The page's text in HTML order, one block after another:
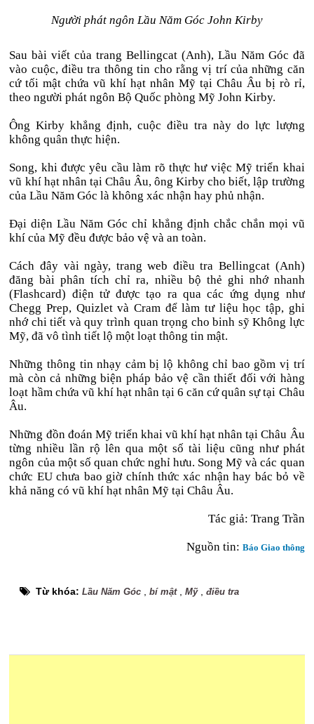
Người phát ngôn Lầu Năm Góc John Kirby
Sau bài viết của trang Bellingcat (Anh), Lầu Năm Góc đã
vào cuộc, điều tra thông tin cho rằng vị trí của những căn
cứ tối mật chứa vũ khí hạt nhân Mỹ tại Châu Âu bị rò rỉ,
theo người phát ngôn Bộ Quốc phòng Mỹ John Kirby.
Ông Kirby khẳng định, cuộc điều tra này do lực lượng
không quân thực hiện.
Song, khi được yêu cầu làm rõ thực hư việc Mỹ triển khai
vũ khí hạt nhân tại Châu Âu, ông Kirby cho biết, lập trường
của Lầu Năm Góc là không xác nhận hay phủ nhận.
Đại diện Lầu Năm Góc chỉ khẳng định chắc chắn mọi vũ
khí của Mỹ đều được bảo vệ và an toàn.
Cách đây vài ngày, trang web điều tra Bellingcat (Anh)
đăng bài phân tích chỉ ra, nhiều bộ thẻ ghi nhớ nhanh
(Flashcard) điện tử được tạo ra qua các ứng dụng như
Chegg Prep, Quizlet và Cram để làm tư liệu học tập, ghi
nhớ chi tiết và quy trình quan trọng cho binh sỹ Không lực
Mỹ, đã vô tình tiết lộ một loạt thông tin mật.
Những thông tin nhạy cảm bị lộ không chỉ bao gồm vị trí
mà còn cả những biện pháp bảo vệ cần thiết đối với hàng
loạt hầm chứa vũ khí hạt nhân tại 6 căn cứ quân sự tại Châu
Âu.
Những đồn đoán Mỹ triển khai vũ khí hạt nhân tại Châu Âu
từng nhiều lần rộ lên qua một số tài liệu cũng như phát
ngôn của một số quan chức nghỉ hưu. Song Mỹ và các quan
chức EU chưa bao giờ chính thức xác nhận hay bác bỏ về
khả năng có vũ khí hạt nhân Mỹ tại Châu Âu.
Tác giả: Trang Trần
Nguồn tin: Báo Giao thông
Từ khóa:Lầu Năm Góc ,bí mật,Mỹ,điều tra